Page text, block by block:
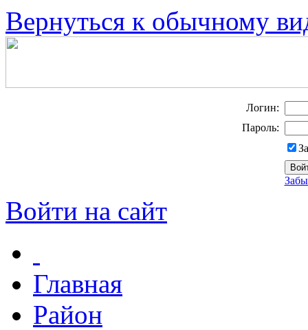
Вернуться к обычному
Логин:
Пароль:
Войти на сайт
Главная
Район